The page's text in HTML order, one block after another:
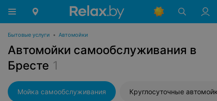
Бытовые услуги • Автомойки
Автомойки самообслуживания в
Бресте 1
Мойка самообслуживания Круглосуточные